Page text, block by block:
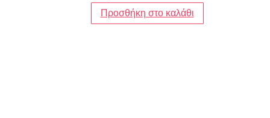
Προσθήκη στο καλάθι